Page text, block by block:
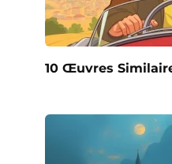
10 Œuvres